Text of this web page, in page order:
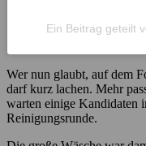
Ein Beitrag geteilt
Wer nun glaubt, auf dem
darf kurz lachen. Mehr
warten einige Kandidaten
Reinigungsrunde.